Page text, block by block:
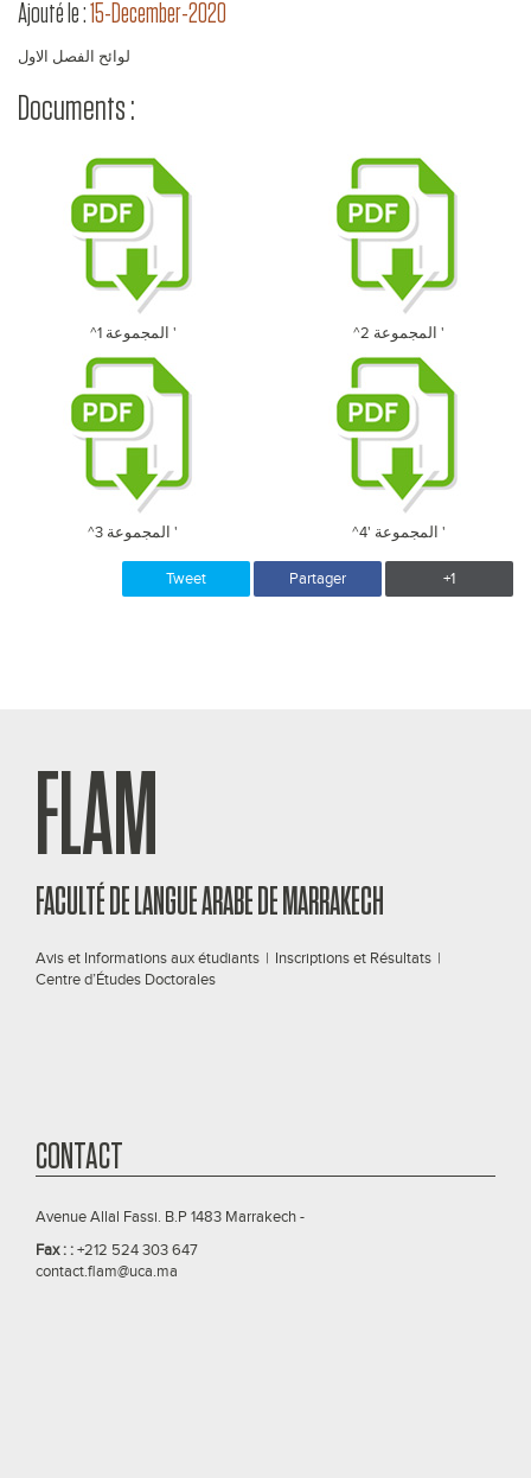
Ajouté le :15-December-2020
لوائح الفصل الاول
Documents :
^المجموعة 1 ' ^المجموعة 2 '
^المجموعة 3 ' ^المجموعة '4 '
Tweet Partager +1
FLAM
FACULTÉ DE LANGUE ARABE DE MARRAKECH
Avis et Informations aux étudiants | Inscriptions et Résultats |
Centre d’Études Doctorales
CONTACT
Avenue Allal Fassi. B.P 1483 Marrakech -
Fax : :+212 524 303 647
contact.flam@uca.ma